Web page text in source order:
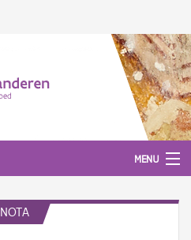
MENU
NOTA